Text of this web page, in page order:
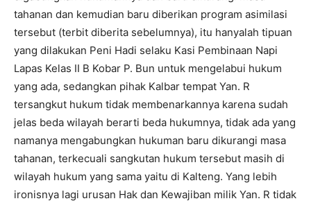
tahanan dan kemudian baru diberikan program asimilasi
tersebut (terbit diberita sebelumnya), itu hanyalah tipuan
yang dilakukan Peni Hadi selaku Kasi Pembinaan Napi
Lapas Kelas II B Kobar P. Bun untuk mengelabui hukum
yang ada, sedangkan pihak Kalbar tempat Yan. R
tersangkut hukum tidak membenarkannya karena sudah
jelas beda wilayah berarti beda hukumnya, tidak ada yang
namanya mengabungkan hukuman baru dikurangi masa
tahanan, terkecuali sangkutan hukum tersebut masih di
wilayah hukum yang sama yaitu di Kalteng. Yang lebih
ironisnya lagi urusan Hak dan Kewajiban milik Yan. R tidak